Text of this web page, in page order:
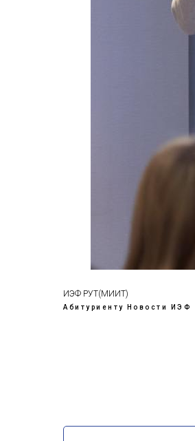
ИЭФ РУТ(МИИТ)
Абитуриенту Новости ИЭФ